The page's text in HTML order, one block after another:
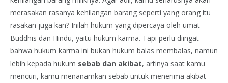
merasakan rasanya kehilangan barang seperti yang orang itu
rasakan juga kan? Inilah hukum yang dipercaya oleh umat
Buddhis dan Hindu, yaitu hukum karma. Tapi perlu diingat
bahwa hukum karma ini bukan hukum balas membalas, namun
lebih kepada hukum sebab dan akibat, artinya saat kamu
mencuri, kamu menanamkan sebab untuk menerima akibat-